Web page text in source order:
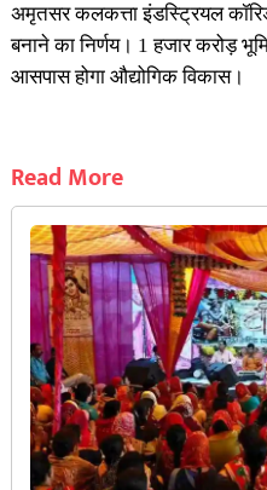
अमृतसर कलकत्ता इंडस्ट्रियल
बनाने का निर्णय। 1 हजार करोड़
आसपास होगा औद्योगिक विकास।
Read More